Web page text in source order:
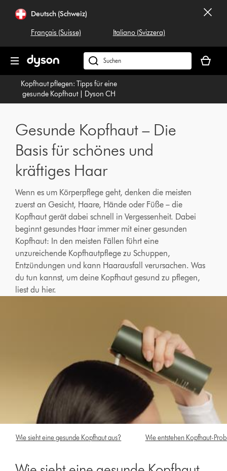
überspringenDeutsch (Schweiz)
Français (Suisse) Italiano (Svizzera)
Dyson.ch
durchsuchen
ist
Kopfhaut pflegen: Tipps für eine
gesunde Kopfhaut | Dyson CH
Gesunde Kopfhaut – Die
Basis für schönes und
kräftiges Haar
Wenn es um Körperpflege geht, denken die meisten
zuerst an Gesicht, Haare, Hände oder Füße – die
Kopfhaut gerät dabei schnell in Vergessenheit. Dabei
beginnt gesundes Haar immer mit einer gesunden
Kopfhaut: In den meisten Fällen führt eine
unzureichende Kopfhautpflege zu Schuppen,
Entzündungen und kann Haarausfall verursachen. Was
du tun kannst, um deine Kopfhaut gesund zu pflegen,
liest du hier.
Wie sieht eine gesunde Kopfhaut aus? Wie entstehen Kopfhaut-